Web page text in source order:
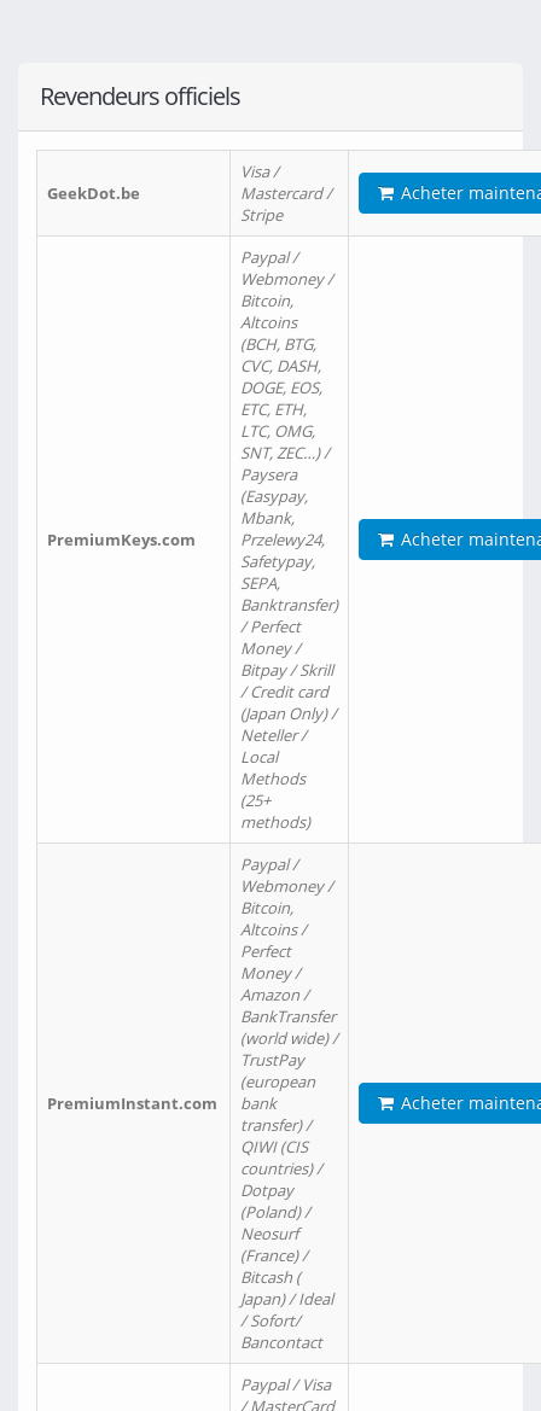
Revendeurs officiels
GeekDot.be
Visa /
Mastercard /
Stripe
Acheter
PremiumKeys.com
Paypal /
Webmoney /
Bitcoin,
Altcoins
(BCH, BTG,
CVC, DASH,
DOGE, EOS,
ETC, ETH,
LTC, OMG,
SNT, ZEC…) /
Paysera
(Easypay,
Mbank,
Przelewy24,
Safetypay,
SEPA,
Banktransfer)
/ Perfect
Money /
Bitpay / Skrill
/ Credit card
(Japan Only) /
Neteller /
Local
Methods
(25+
methods)
Acheter
PremiumInstant.com
Paypal /
Webmoney /
Bitcoin,
Altcoins /
Perfect
Money /
Amazon /
BankTransfer
(world wide) /
TrustPay
(european
bank
transfer) /
QIWI (CIS
countries) /
Dotpay
(Poland) /
Neosurf
(France) /
Bitcash (
Japan) / Ideal
/ Sofort/
Bancontact
Acheter
Paypal / Visa
/ MasterCard